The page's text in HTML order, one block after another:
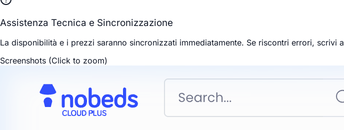
Assistenza Tecnica e Sincronizzazione
La disponibilità e i prezzi saranno sincronizzati immediatamente. Se riscontri errori, scrivi a
Screenshots (Click to zoom)